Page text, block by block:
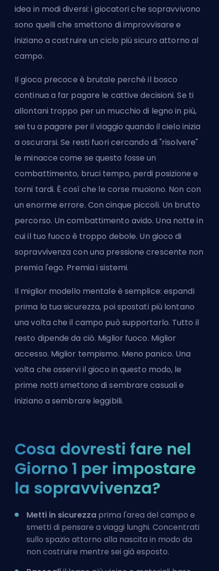
idea in modi diversi: i giocatori che sopravvivono
sono quelli che smettono di improvvisare e
iniziano a costruire un ciclo più sicuro attorno al
campo.
Ilgioco precoce è brutale perché il bosco
continua a far pagare le cattive decisioni. Se ti
allontani troppo per un mucchio di legno in più,
sei tu a pagare per il viaggio quando il cielo inizia
a oscurarsi. Se resti fuori cercando di "risolvere"
le minacce come se questo fosse un
combattimento, bruci tempo, perdi posizione e
torni tardi. È così che le corse muoiono. Non con
un enorme errore. Con cinque piccoli. Un brutto
percorso. Un combattimento avido. Una notte in
cui il tuo fuoco è troppo debole. Un gioco di
sopravvivenza con una pressione crescente non
premia l'ego. Premia i sistemi.
Il miglior modello mentale è semplice: espandi
prima la tua sicurezza, poi spostati più lontano
una volta che il campo può supportarlo. Tutto il
resto dipende da ciò. Miglior fuoco. Miglior
accesso. Miglior tempismo. Meno panico. Una
volta che osservi il gioco in questo modo, le
prime notti smettono di sembrare casuali e
iniziano a sembrare leggibili.
Cosa dovresti fare nel
Giorno 1 per impostare
la sopravvivenza?
Metti in sicurezza prima l'area del campo e
smetti di pensare a viaggi lunghi. Concentrati
sullo spazio attorno alla nascita in modo da
non costruire mentre sei già esposto.